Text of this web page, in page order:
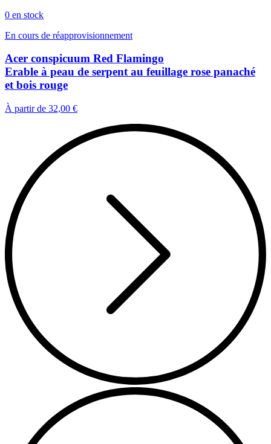
0 en stock
En cours de réapprovisionnement
Acer conspicuum Red Flamingo
Erable à peau de serpent au feuillage rose panaché
et bois rouge
À partir de 32,00 €